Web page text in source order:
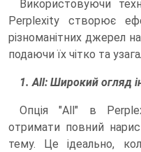
Використовуючи
Perplexity створює
різноманітних джерел
подаючи їх чітко та
1. All: Широкий огляд
Опція "All" в
отримати повний
тему. Це ідеально,